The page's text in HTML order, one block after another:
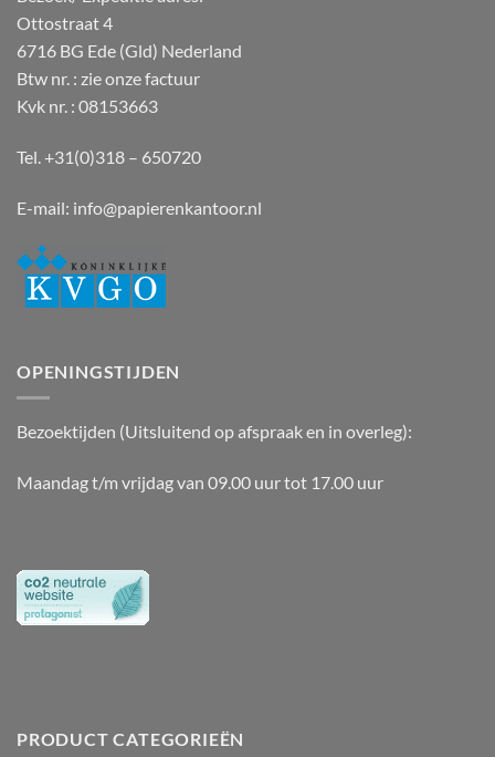
Ottostraat 4
6716 BG Ede (Gld) Nederland
Btw nr. : zie onze factuur
Kvk nr. : 08153663
Tel. +31(0)318 – 650720
E-mail: info@papierenkantoor.nl
OPENINGSTIJDEN
Bezoektijden (Uitsluitend op afspraak en in overleg):
Maandag t/m vrijdag van 09.00 uur tot 17.00 uur
PRODUCT CATEGORIEËN